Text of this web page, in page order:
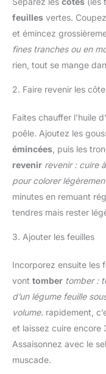
feuilles vertes.
et émincez
fines tranches ou en
rien, tout se mange
2. Faire revenir les
Faites chauffer l’huile
poêle. Ajoutez les
émincées , puis les
revenir revenir : cuire
pour colorer
minutes en remuant
tendres mais rester
3. Ajouter les feuilles
Incorporez ensuite les
vont tomber tomber :
d’un légume feuille
volume. rapidement,
et laissez cuire encore
Assaisonnez avec le
muscade.